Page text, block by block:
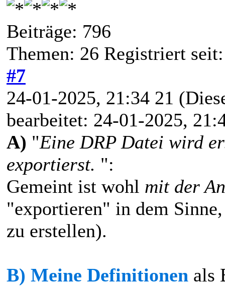
Beiträge: 796
Themen: 26 Registriert
#7
24-01-2025, 21:34 21
bearbeitet: 24-01-2025,
A) "Eine DRP Datei wird
exportierst. ":
Gemeint ist wohl mit der
"exportieren" in dem
zu erstellen).
B) Meine Definitionen als